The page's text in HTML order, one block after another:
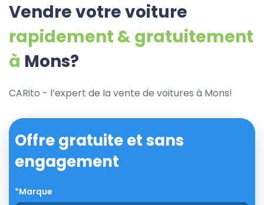
Vendre votre voiture
rapidement & gratuitement
à Mons?
CARito - l’expert de la vente de voitures à Mons!
Offre gratuite et sans
engagement
*Marque